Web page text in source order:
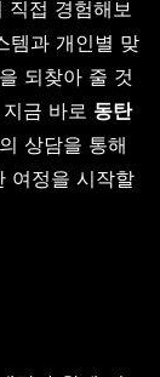
직접 경험해보
템과 개인별 맞
되찾아 줄 것
금 바로 동탄
상담을 통해
여정을 시작할